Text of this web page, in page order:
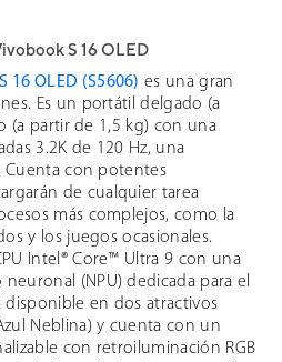
S 16 OLED
16 OLED (S5606) es una gran
Es un portátil delgado (a
(a partir de 1,5 kg) con una
3.2K de 120 Hz, una
Cuenta con potentes
de cualquier tarea
más complejos, como la
y los juegos ocasionales.
Intel® Core™ Ultra 9 con una
(NPU) dedicada para el
disponible en dos atractivos
Neblina) y cuenta con un
con retroiluminación RGB